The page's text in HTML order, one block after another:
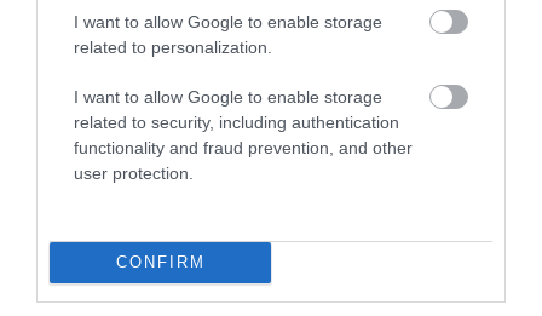
I want to allow Google to enable storage
related to personalization.
I want to allow Google to enable storage
related to security, including authentication
functionality and fraud prevention, and other
user protection.
CONFIRM
Így bukja el sok revolutos az ingyenes
A Revolut számlák mindegyikével lehet valamekkora összeget
ingyenesen felvenni ATM-ből. Ám itt nem naptári hónap alapján